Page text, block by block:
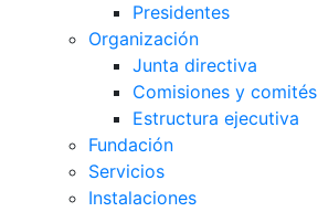
Presidentes
Organización
Junta directiva
Comisiones y comités
Estructura ejecutiva
Fundación
Servicios
Instalaciones